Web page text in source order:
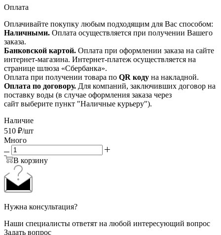
Оплата
Оплачивайте покупку любым подходящим для Вас способом:
Наличными. Оплата осуществляется при получении Вашего
заказа.
Банковской картой. Оплата при оформлении заказа на сайте
интернет-магазина. Интернет-платеж осуществляется на
странице шлюза «Сбербанка».
Оплата при получении товара по QR коду на накладной.
Оплата по договору. Для компаний, заключивших договор на
поставку воды (в случае оформления заказа через
сайт выберите пункт "Наличные курьеру").
Наличие
510 ₽/шт
Много
В корзину
Нужна консультация?
Наши специалисты ответят на любой интересующий вопрос
Задать вопрос